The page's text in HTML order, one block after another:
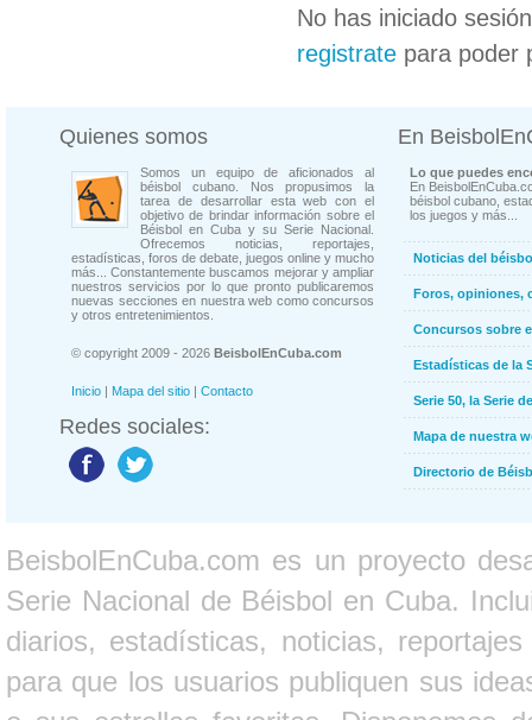
No has iniciado
registrate para poder
Quienes somos
Somos un equipo de aficionados al
béisbol cubano. Nos propusimos la
tarea de desarrollar esta web con el
objetivo de brindar información sobre el
Béisbol en Cuba y su Serie Nacional.
Ofrecemos noticias, reportajes,
estadísticas, foros de debate, juegos online y mucho
más... Constantemente buscamos mejorar y ampliar
nuestros servicios por lo que pronto publicaremos
nuevas secciones en nuestra web como concursos
y otros entretenimientos.
© copyright 2009 - 2026 BeisbolEnCuba.com
Inicio | Mapa del sitio | Contacto
Redes sociales:
En
Lo que puedes
En
béisbol cubano,
los juegos y más...
Noticias del
Foros, opiniones,
Concursos sobre
Estadísticas de la
Serie 50, la Serie
Mapa de nuestra
Directorio de
BeisbolEnCuba.com es un proyecto
Serie Nacional de Béisbol en Cuba.
diarios, estadísticas, noticias,
para que los usuarios publiquen sus